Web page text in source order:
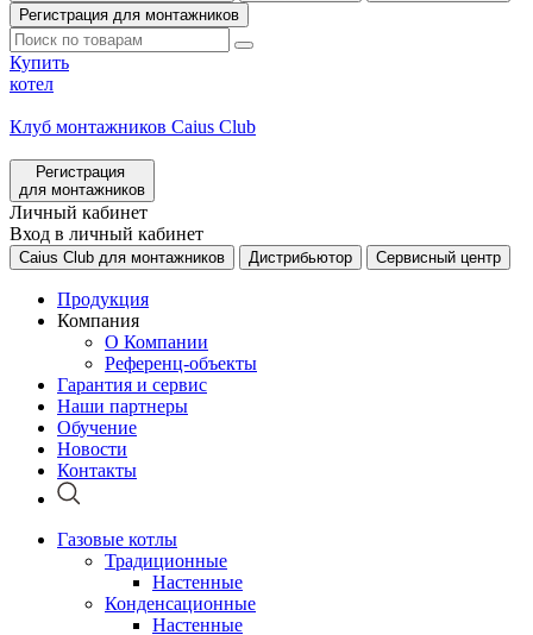
Регистрация для монтажников
Купить
котел
Клуб монтажников Caius Club
Регистрация
для монтажников
Личный кабинет
Вход в личный кабинет
Caius Club для монтажников Дистрибьютор Сервисный центр
Продукция
Компания
О Компании
Референц-объекты
Гарантия и сервис
Наши партнеры
Обучение
Новости
Контакты
Газовые котлы
Традиционные
Настенные
Конденсационные
Настенные